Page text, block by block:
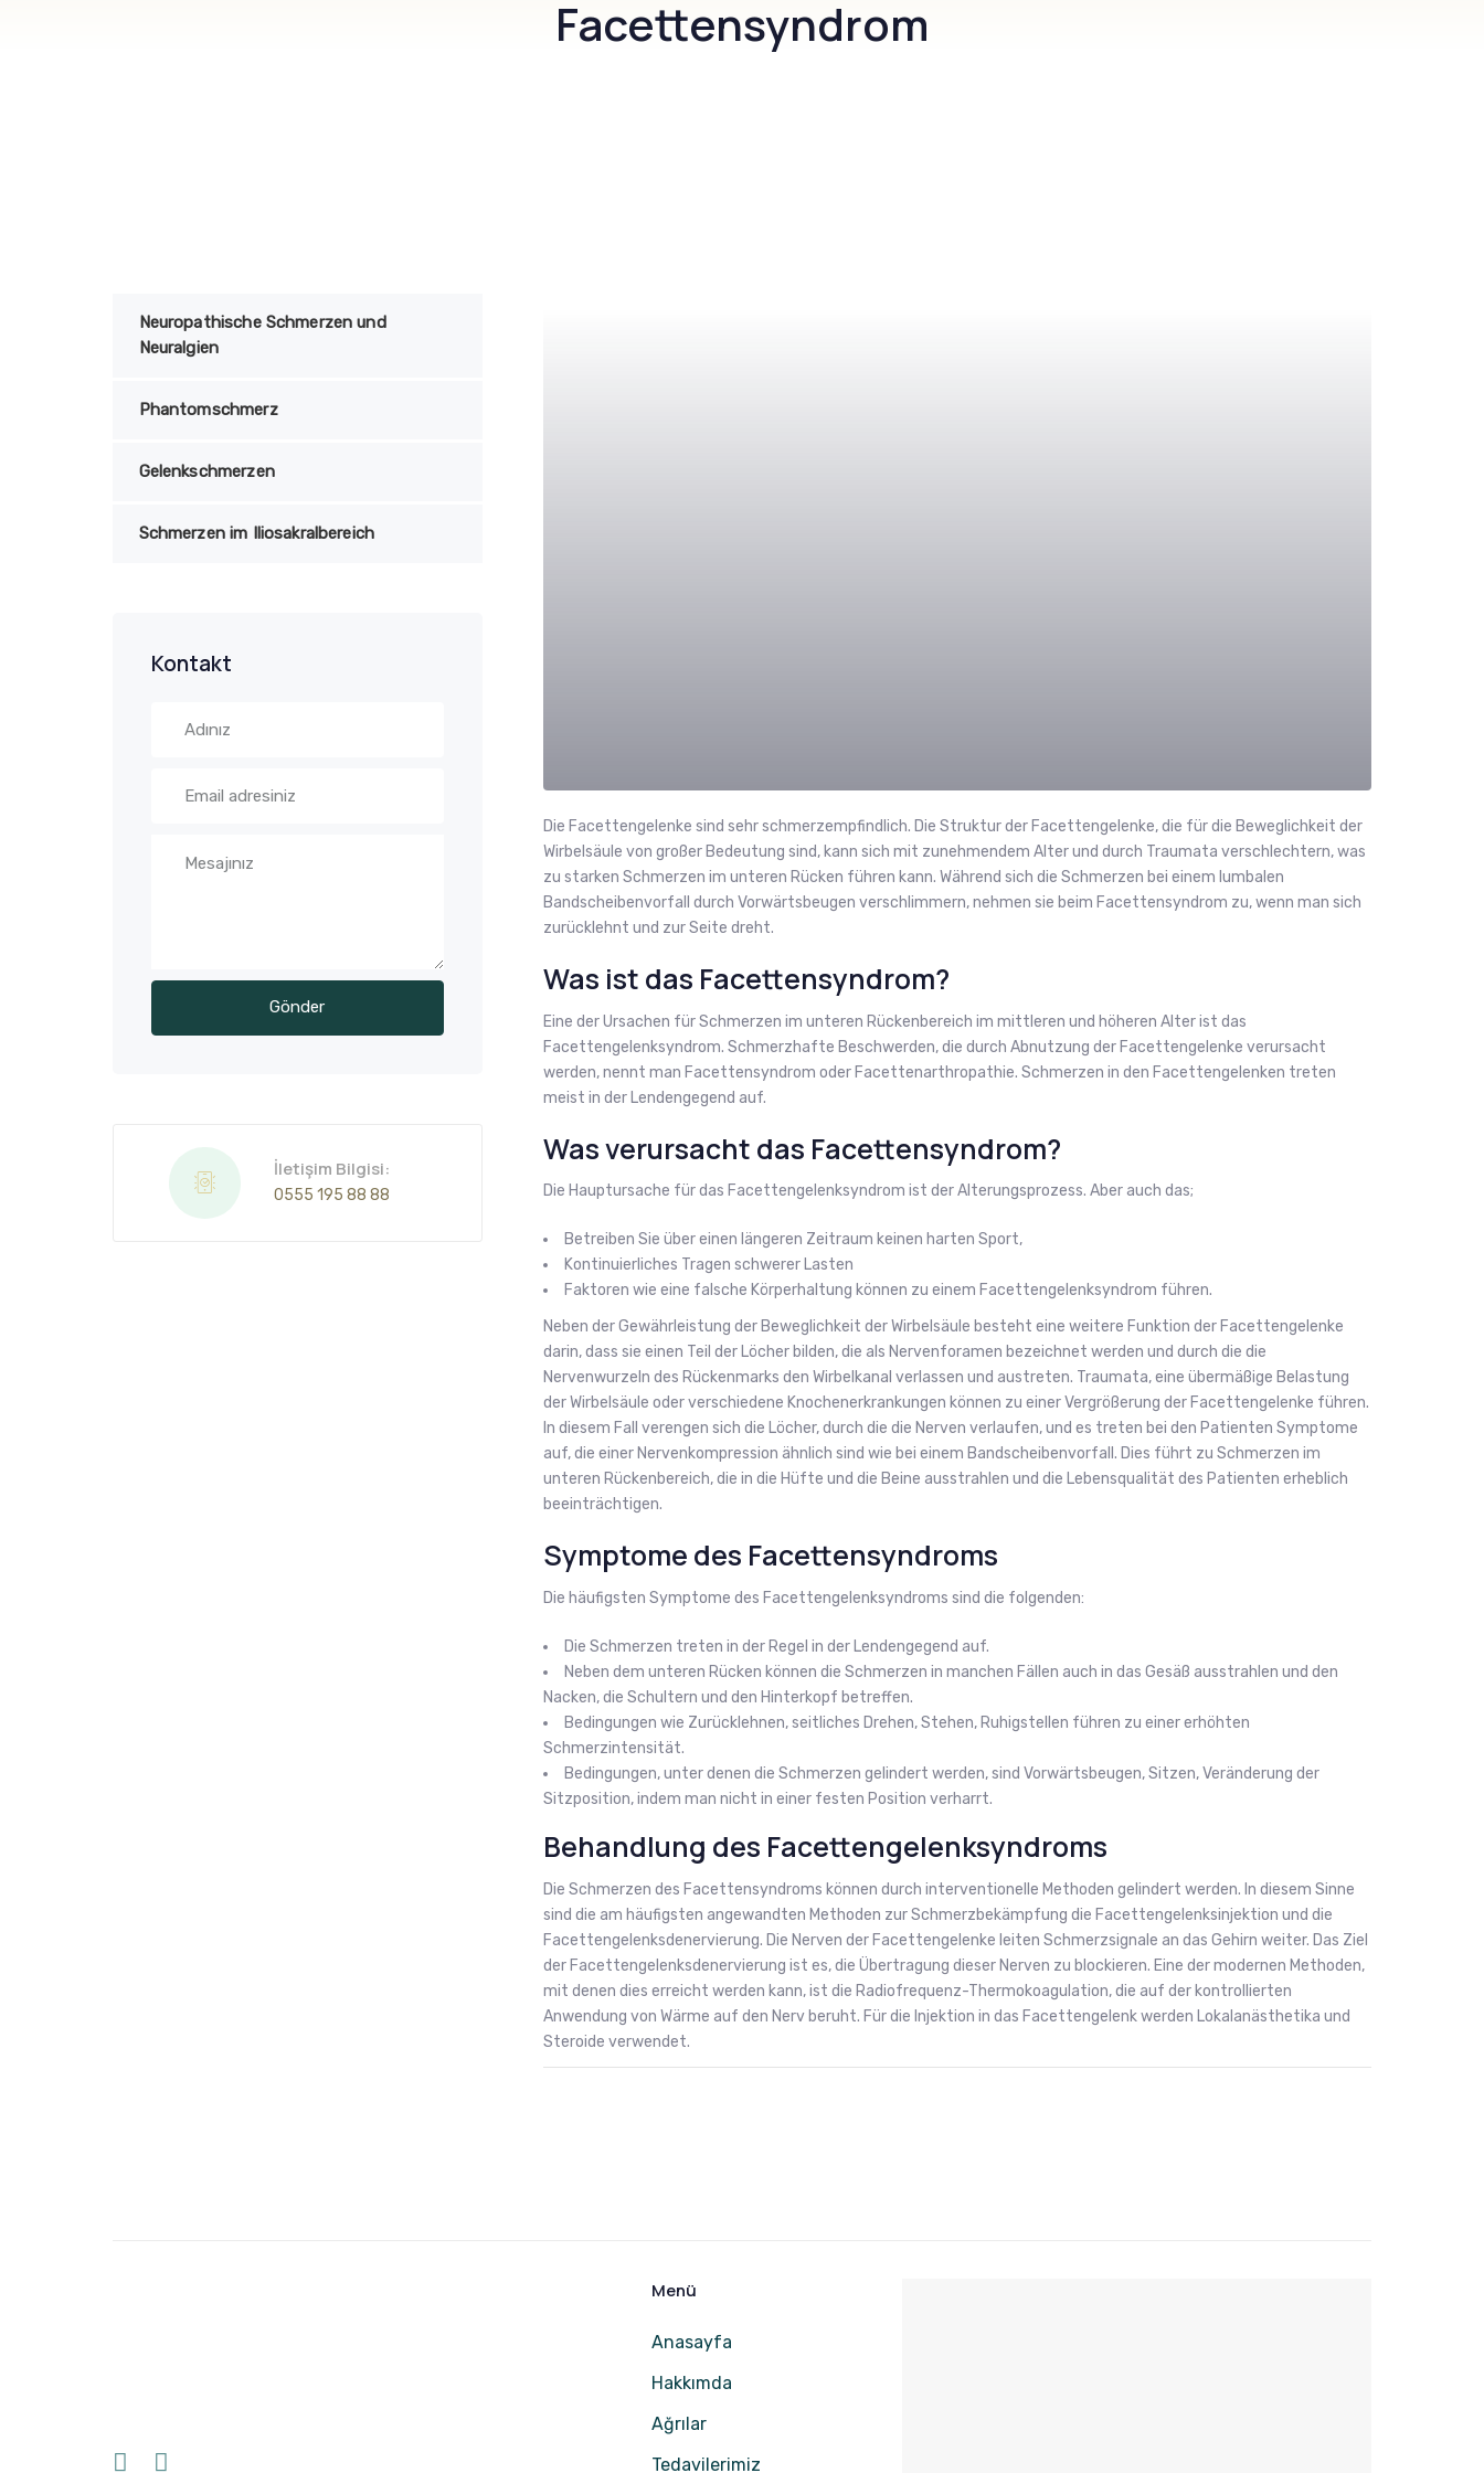
Facettensyndrom
Neuropathische Schmerzen und
Neuralgien
Phantomschmerz
Gelenkschmerzen
Schmerzen im Iliosakralbereich
Kontakt
İletişim Bilgisi:
0555 195 88 88
Die Facettengelenke sind sehr schmerzempfindlich. Die Struktur der Facettengelenke, die für die Beweglichkeit der
Wirbelsäule von großer Bedeutung sind, kann sich mit zunehmendem Alter und durch Traumata verschlechtern, was
zu starken Schmerzen im unteren Rücken führen kann. Während sich die Schmerzen bei einem lumbalen
Bandscheibenvorfall durch Vorwärtsbeugen verschlimmern, nehmen sie beim Facettensyndrom zu, wenn man sich
zurücklehnt und zur Seite dreht.
Was ist das Facettensyndrom?
Eine der Ursachen für Schmerzen im unteren Rückenbereich im mittleren und höheren Alter ist das
Facettengelenksyndrom. Schmerzhafte Beschwerden, die durch Abnutzung der Facettengelenke verursacht
werden, nennt man Facettensyndrom oder Facettenarthropathie. Schmerzen in den Facettengelenken treten
meist in der Lendengegend auf.
Was verursacht das Facettensyndrom?
Die Hauptursache für das Facettengelenksyndrom ist der Alterungsprozess. Aber auch das;
Betreiben Sie über einen längeren Zeitraum keinen harten Sport,
Kontinuierliches Tragen schwerer Lasten
Faktoren wie eine falsche Körperhaltung können zu einem Facettengelenksyndrom führen.
Neben der Gewährleistung der Beweglichkeit der Wirbelsäule besteht eine weitere Funktion der Facettengelenke
darin, dass sie einen Teil der Löcher bilden, die als Nervenforamen bezeichnet werden und durch die die
Nervenwurzeln des Rückenmarks den Wirbelkanal verlassen und austreten. Traumata, eine übermäßige Belastung
der Wirbelsäule oder verschiedene Knochenerkrankungen können zu einer Vergrößerung der Facettengelenke führen.
In diesem Fall verengen sich die Löcher, durch die die Nerven verlaufen, und es treten bei den Patienten Symptome
auf, die einer Nervenkompression ähnlich sind wie bei einem Bandscheibenvorfall. Dies führt zu Schmerzen im
unteren Rückenbereich, die in die Hüfte und die Beine ausstrahlen und die Lebensqualität des Patienten erheblich
beeinträchtigen.
Symptome des Facettensyndroms
Die häufigsten Symptome des Facettengelenksyndroms sind die folgenden:
Die Schmerzen treten in der Regel in der Lendengegend auf.
Neben dem unteren Rücken können die Schmerzen in manchen Fällen auch in das Gesäß ausstrahlen und den
Nacken, die Schultern und den Hinterkopf betreffen.
Bedingungen wie Zurücklehnen, seitliches Drehen, Stehen, Ruhigstellen führen zu einer erhöhten
Schmerzintensität.
Bedingungen, unter denen die Schmerzen gelindert werden, sind Vorwärtsbeugen, Sitzen, Veränderung der
Sitzposition, indem man nicht in einer festen Position verharrt.
Behandlung des Facettengelenksyndroms
Die Schmerzen des Facettensyndroms können durch interventionelle Methoden gelindert werden. In diesem Sinne
sind die am häufigsten angewandten Methoden zur Schmerzbekämpfung die Facettengelenksinjektion und die
Facettengelenksdenervierung. Die Nerven der Facettengelenke leiten Schmerzsignale an das Gehirn weiter. Das Ziel
der Facettengelenksdenervierung ist es, die Übertragung dieser Nerven zu blockieren. Eine der modernen Methoden,
mit denen dies erreicht werden kann, ist die Radiofrequenz-Thermokoagulation, die auf der kontrollierten
Anwendung von Wärme auf den Nerv beruht. Für die Injektion in das Facettengelenk werden Lokalanästhetika und
Steroide verwendet.
Menü
Anasayfa
Hakkımda
Ağrılar
Tedavilerimiz